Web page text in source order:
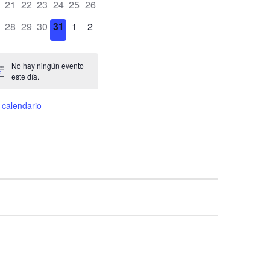
0
21 0
eventos,
22 0
eventos,
23 0
eventos,
24 0
25 0
26
0
28 0
eventos,
29 0
eventos,
30 0
eventos,
31
0
1
0
2
No hay ningún evento
este día.